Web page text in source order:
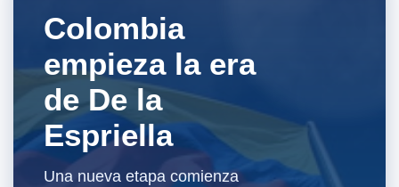
Colombia
empieza la era
de De la
Espriella
Una nueva etapa comienza